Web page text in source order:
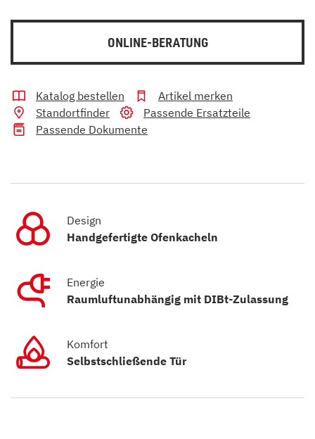
ONLINE-BERATUNG
Katalog bestellen
Artikel merken
Standortfinder
Passende Ersatzteile
Passende Dokumente
Design
Handgefertigte Ofenkacheln
Energie
Raumluftunabhängig mit DIBt-Zulassung
Komfort
Selbstschließende Tür